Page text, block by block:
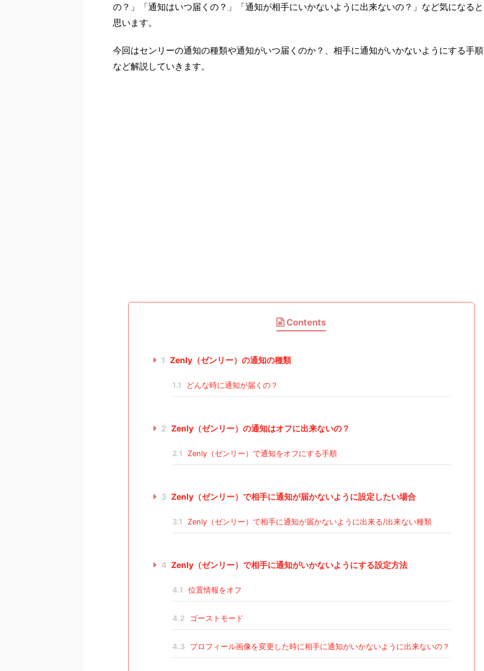
の？」「通知はいつ届くの？」「通知が相手にいかないように出来ないの？」など気になると
思います。
今回はセンリーの通知の種類や通知がいつ届くのか？、相手に通知がいかないようにする手順
など解説していきます。
Contents
1 Zenly（ゼンリー）の通知の種類
1.1 どんな時に通知が届くの？
2 Zenly（ゼンリー）の通知はオフに出来ないの？
2.1 Zenly（ゼンリー）で通知をオフにする手順
3 Zenly（ゼンリー）で相手に通知が届かないように設定したい場合
3.1 Zenly（ゼンリー）で相手に通知が届かないように出来る/出来ない種類
4 Zenly（ゼンリー）で相手に通知がいかないようにする設定方法
4.1 位置情報をオフ
4.2 ゴーストモード
4.3 プロフィール画像を変更した時に相手に通知がいかないように出来ないの？